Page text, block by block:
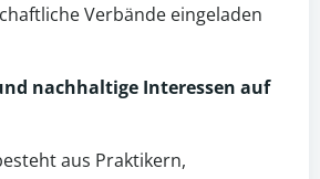
Verbände eingeladen
nachhaltige Interessen auf
aus Praktikern,